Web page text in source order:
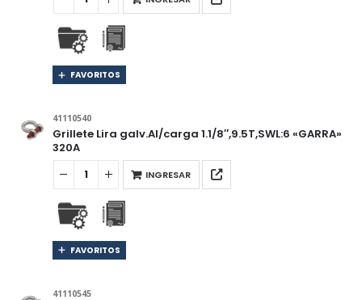
FAVORITOS
41110540
Grillete Lira galv.Al/carga 1.1/8″,9.5T,SWL:6 «GARRA»
320A
INGRESAR
FAVORITOS
41110545